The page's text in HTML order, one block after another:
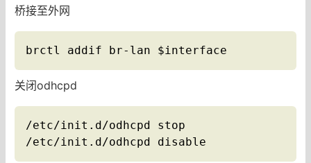
桥接至外网
brctl addif br-lan $interface
关闭odhcpd
/etc/init.d/odhcpd stop
/etc/init.d/odhcpd disable